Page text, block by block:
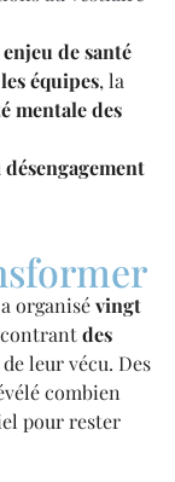
enjeu de santé
équipes, la
mentale des
désengagement
organisévingt
des
leur vécu. Des
combien
pour rester